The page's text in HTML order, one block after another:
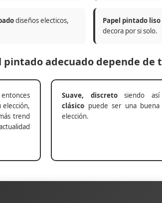
diseños electicos,
Papel pintado liso
decora por si solo.
pintado adecuado depende de
trend
Suave, discretosiendo así
clásico puede ser una buena
elección.